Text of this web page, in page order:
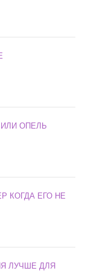
ОПЕЛЬ
КОГДА ЕГО НЕ
ЛУЧШЕ ДЛЯ